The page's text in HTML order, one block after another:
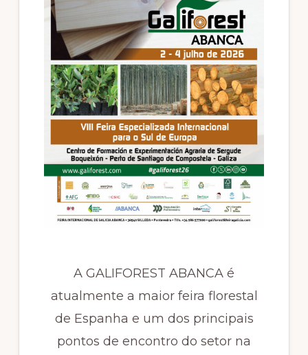
A GALIFOREST ABANCA é
atualmente a maior feira florestal
de Espanha e um dos principais
pontos de encontro do setor na